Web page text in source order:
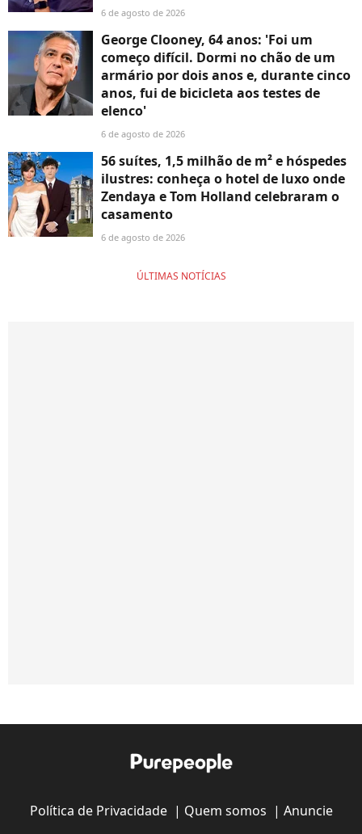
6 de agosto de 2026
George Clooney, 64 anos: 'Foi um
começo difícil. Dormi no chão de um
armário por dois anos e, durante cinco
anos, fui de bicicleta aos testes de
elenco'
6 de agosto de 2026
56 suítes, 1,5 milhão de m² e hóspedes
ilustres: conheça o hotel de luxo onde
Zendaya e Tom Holland celebraram o
casamento
6 de agosto de 2026
ÚLTIMAS NOTÍCIAS
Política de Privacidade| Quem somos | Anuncie